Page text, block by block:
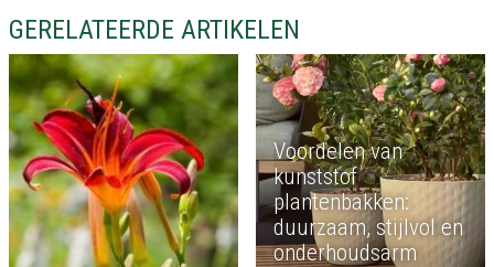
GERELATEERDE ARTIKELEN
Voordelen van
kunststof
plantenbakken:
duurzaam, stijlvol en
onderhoudsarm